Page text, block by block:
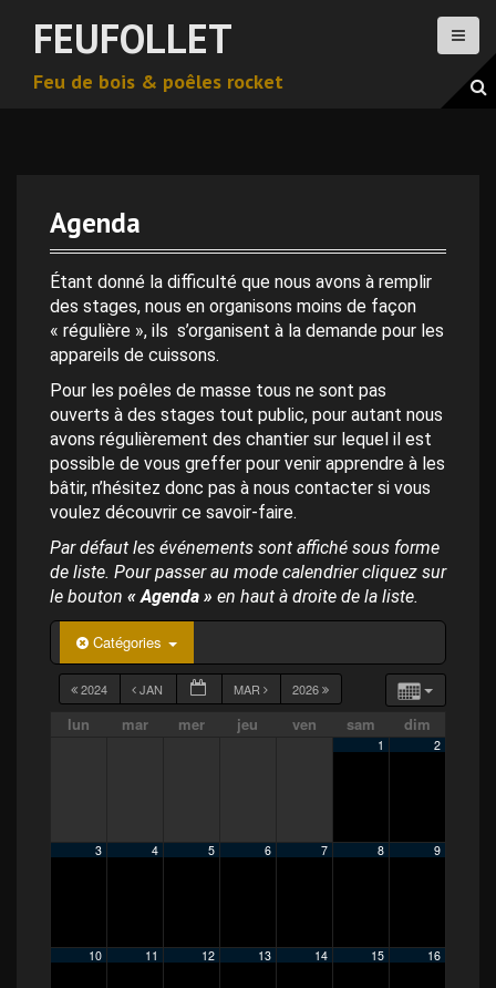
FEUFOLLET
Feu de bois & poêles rocket
Agenda
Étant donné la difficulté que nous avons à remplir
des stages, nous en organisons moins de façon
« régulière », ils s’organisent à la demande pour les
appareils de cuissons.
Pour les poêles de masse tous ne sont pas
ouverts à des stages tout public, pour autant nous
avons régulièrement des chantier sur lequel il est
possible de vous greffer pour venir apprendre à les
bâtir, n’hésitez donc pas à nous contacter si vous
voulez découvrir ce savoir-faire.
Par défaut les événements sont affiché sous forme
de liste. Pour passer au mode calendrier cliquez sur
le bouton « Agenda » en haut à droite de la liste.
Catégories
2024 JAN MAR 2026
lun mar mer jeu ven sam dim
1 2
3 4 5 6 7 8 9
10 11 12 13 14 15 16